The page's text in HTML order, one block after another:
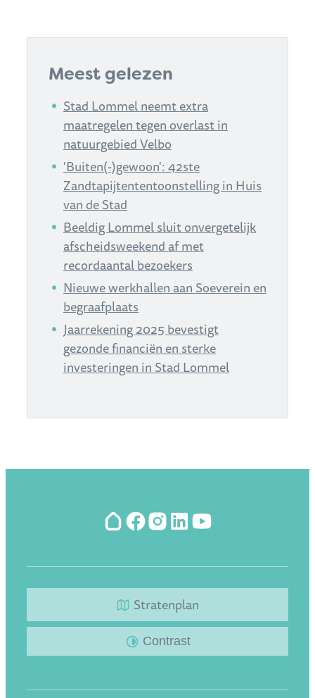
Meest gelezen
Stad Lommel neemt extra
maatregelen tegen overlast in
natuurgebied Velbo
'Buiten(-)gewoon': 42ste
Zandtapijtententoonstelling in Huis
van de Stad
Beeldig Lommel sluit onvergetelijk
afscheidsweekend af met
recordaantal bezoekers
Nieuwe werkhallen aan Soeverein en
begraafplaats
Jaarrekening 2025 bevestigt
gezonde financiën en sterke
investeringen in Stad Lommel
HoplrFacebook
Instagram
LinkedIn
YouTube
Stratenplan
Contrast